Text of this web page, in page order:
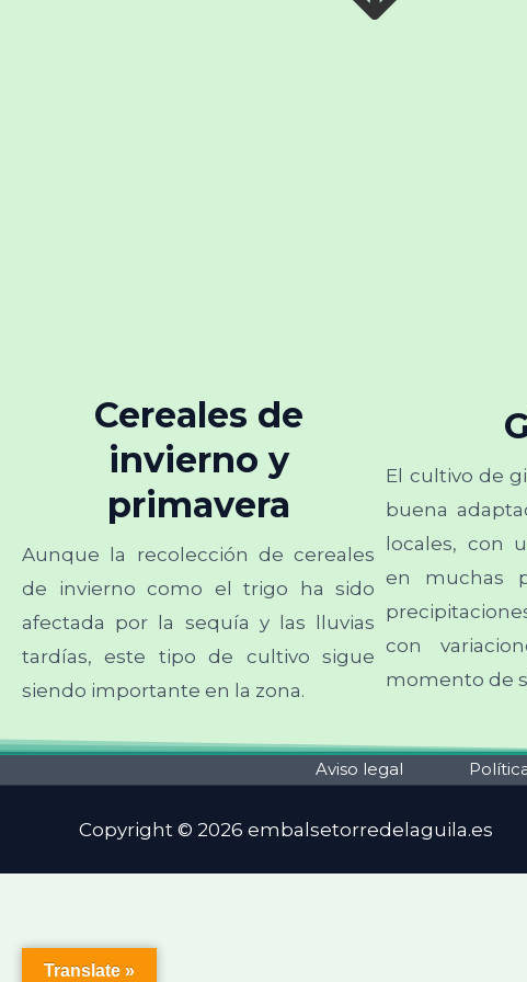
Cereales de
invierno y
primavera
Aunque la recolección de cereales
de invierno como el trigo ha sido
afectada por la sequía y las lluvias
tardías, este tipo de cultivo sigue
siendo importante en la zona.
El cultivo de
buena
locales, con
en muchas
con
momento de
Aviso legal
Copyright © 2026 embalsetorredelaguila.es
Translate »